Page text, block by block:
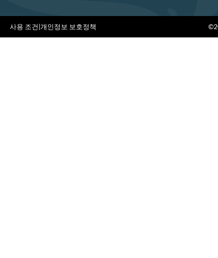
사용 조건|개인정보 보호정책